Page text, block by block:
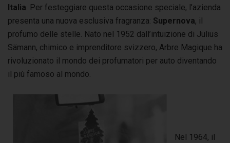
Italia . Per festeggiare questa occasione speciale, l’azienda
presenta una nuova esclusiva fragranza: Supernova, il
profumo delle stelle. Nato nel 1952 dall’intuizione di Julius
Sämann, chimico e imprenditore svizzero, Arbre Magique ha
rivoluzionato il mondo dei profumatori per auto diventando
il più famoso al mondo.
Nel 1964, il